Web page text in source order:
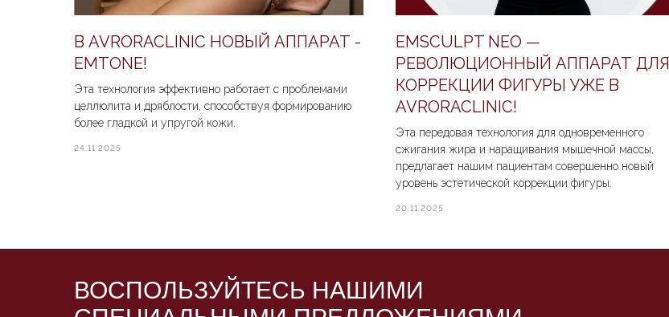
В AVRORACLINIC НОВЫЙ АППАРАТ -
EMTONE!
Эта технология эффективно работает с проблемами
целлюлита и дряблости, способствуя формированию
более гладкой и упругой кожи.
24.11.2025
EMSCULPT NEO —
РЕВОЛЮЦИОННЫЙ АППАРАТ ДЛЯ
КОРРЕКЦИИ ФИГУРЫ УЖЕ В
AVRORACLINIC!
Эта передовая технология для одновременного
сжигания жира и наращивания мышечной массы,
предлагает нашим пациентам совершенно новый
уровень эстетической коррекции фигуры.
20.11.2025
ВОСПОЛЬЗУЙТЕСЬ НАШИМИ